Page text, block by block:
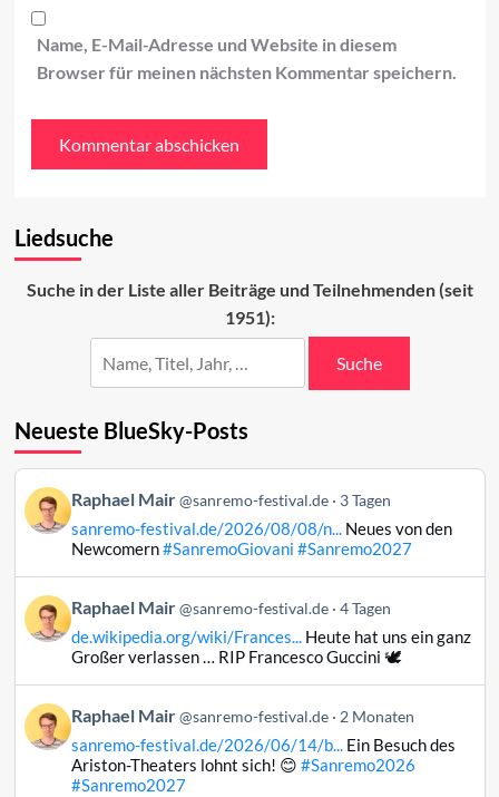
Name, E-Mail-Adresse und Website in diesem
Browser für meinen nächsten Kommentar speichern.
Liedsuche
Suche in der Liste aller Beiträge und Teilnehmenden (seit
1951):
Suche
Neueste BlueSky-Posts
Beitrag
von
Raphael
Bluesky
ansehen
Raphael Mair @sanremo-festival.de 3 Tagen
sanremo-festival.de/2026/08/08/n...Neues von den
Newcomern#SanremoGiovani #Sanremo2027
Beitrag
von
Raphael
Bluesky
ansehen
Raphael Mair @sanremo-festival.de 4 Tagen
de.wikipedia.org/wiki/Frances...Heute hat uns ein ganz
Großer verlassen … RIP Francesco Guccini 🕊️
Beitrag
von
Raphael
Raphael Mair @sanremo-festival.de 2 Monaten
sanremo-festival.de/2026/06/14/b...Ein Besuch des
Ariston-Theaters lohnt sich! 😊 #Sanremo2026
#Sanremo2027